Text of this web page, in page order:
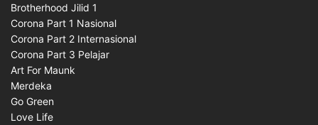
Brotherhood Jilid 1
Corona Part 1 Nasional
Corona Part 2 Internasional
Corona Part 3 Pelajar
Art For Maunk
Merdeka
Go Green
Love Life